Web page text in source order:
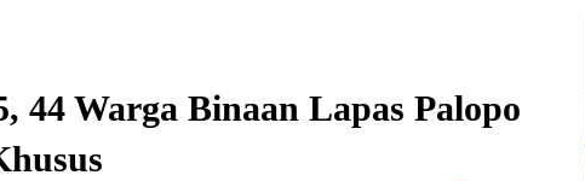
44 Warga Binaan Lapas Palopo